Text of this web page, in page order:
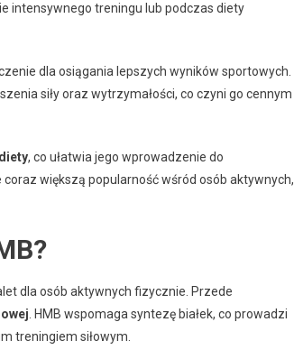
intensywnego treningu lub podczas diety
dla osiągania lepszych wyników sportowych.
siły oraz wytrzymałości, co czyni go cennym
, co ułatwia jego wprowadzenie do
większą popularność wśród osób aktywnych,
dla osób aktywnych fizycznie. Przede
. HMB wspomaga syntezę białek, co prowadzi
treningiem siłowym.